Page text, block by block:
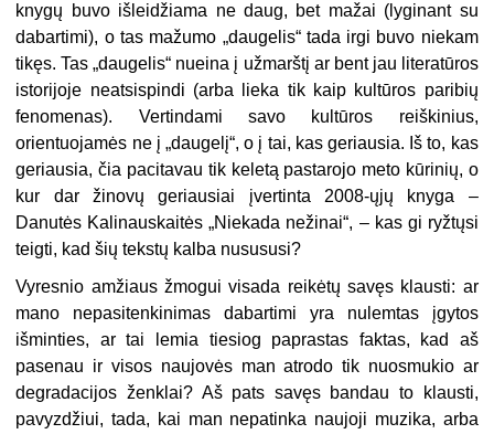
knygų buvo išleidžiama ne daug, bet mažai (lyginant su
dabartimi), o tas mažumo „daugelis“ tada irgi buvo niekam
tikęs. Tas „daugelis“ nueina į užmarštį ar bent jau literatūros
istorijoje neatsispindi (arba lieka tik kaip kultūros paribių
fenomenas). Vertindami savo kultūros reiškinius,
orientuojamės ne į „daugelį“, o į tai, kas geriausia. Iš to, kas
geriausia, čia pacitavau tik keletą pastarojo meto kūrinių, o
kur dar žinovų geriausiai įvertinta 2008-ųjų knyga –
Danutės Kalinauskaitės „Niekada nežinai“, – kas gi ryžtųsi
teigti, kad šių tekstų kalba nusususi?
Vyresnio amžiaus žmogui visada reikėtų savęs klausti: ar
mano nepasitenkinimas dabartimi yra nulemtas įgytos
išminties, ar tai lemia tiesiog paprastas faktas, kad aš
pasenau ir visos naujovės man atrodo tik nuosmukio ar
degradacijos ženklai? Aš pats savęs bandau to klausti,
pavyzdžiui, tada, kai man nepatinka naujoji muzika, arba